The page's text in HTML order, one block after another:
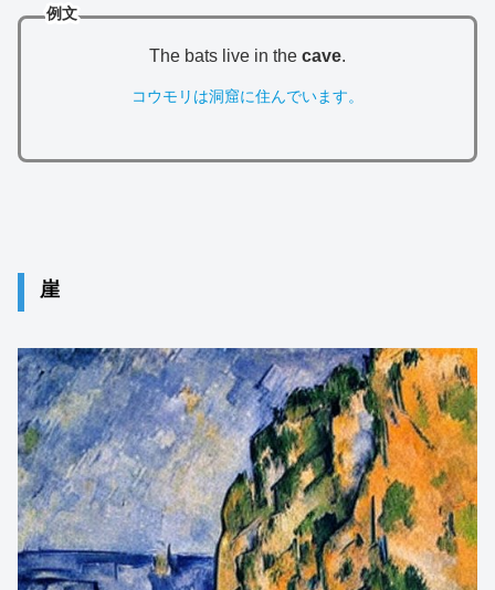
例文
The bats live in the cave.
コウモリは洞窟に住んでいます。
崖